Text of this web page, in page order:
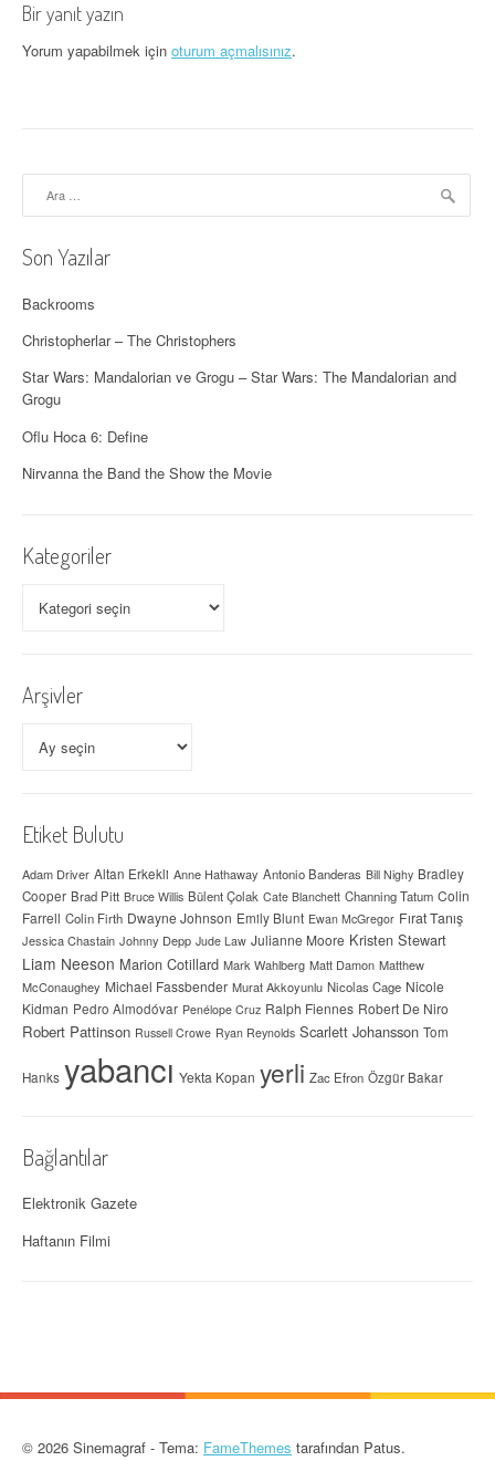
d
o
ı
m
ı
Bir yanıt yazın
Yorum yapabilmek için oturum açmalısınız.
Son Yazılar
Backrooms
Christopherlar – The Christophers
Star Wars: Mandalorian ve Grogu – Star Wars: The Mandalorian and
Grogu
Oflu Hoca 6: Define
Nirvanna the Band the Show the Movie
Kategoriler
Arşivler
Etiket Bulutu
Adam Driver Altan Erkekli Anne Hathaway Antonio Banderas Bill Nighy Bradley
Cooper Brad Pitt Bruce Willis Bülent Çolak Cate Blanchett Channing Tatum Colin
Farrell Colin Firth Dwayne Johnson Emily Blunt Ewan McGregor Fırat Tanış
Jessica Chastain Johnny Depp Jude Law Julianne Moore Kristen Stewart
Liam Neeson Marion Cotillard Mark Wahlberg Matt Damon Matthew
McConaughey Michael Fassbender Murat Akkoyunlu Nicolas Cage Nicole
Kidman Pedro Almodóvar Penélope Cruz Ralph Fiennes Robert De Niro
Robert Pattinson Russell Crowe Ryan Reynolds Scarlett Johansson Tom
Hanks yabancı Yekta Kopan yerli Zac Efron Özgür Bakar
Bağlantılar
Elektronik Gazete
Haftanın Filmi
© 2026 Sinemagraf - Tema: FameThemes tarafından Patus.